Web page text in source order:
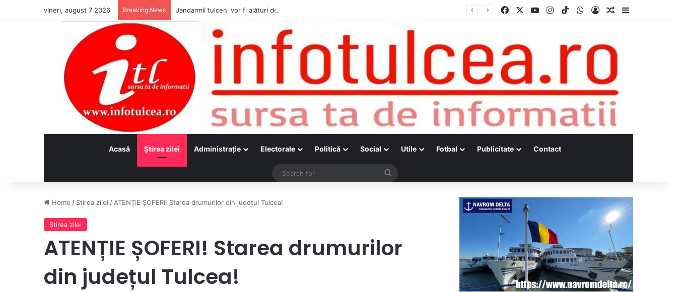
vineri, august 7 2026 Breaking News Jandarmii tulceni vor fi alături de cetățenii care vor lua parte la Festivalul Folk Țestos Facebook YouTubeInstagram
TikTokWhatsApp
Log InRandom Article
Acasă Ştirea zilei Administraţie Electorale Politică Social Utile Fotbal Publicitate Contact
Search
Home / Ştirea zilei /ATENȚIE ȘOFERI! Starea drumurilor din județul Tulcea!
Ştirea zilei
ATENȚIE ȘOFERI! Starea drumurilor
din județul Tulcea!